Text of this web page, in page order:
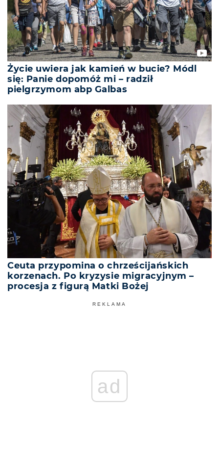
Życie uwiera jak kamień w bucie? Módl
się: Panie dopomóż mi – radził
pielgrzymom abp Galbas
Ceuta przypomina o chrześcijańskich
korzenach. Po kryzysie migracyjnym –
procesja z figurą Matki Bożej
REKLAMA
ad